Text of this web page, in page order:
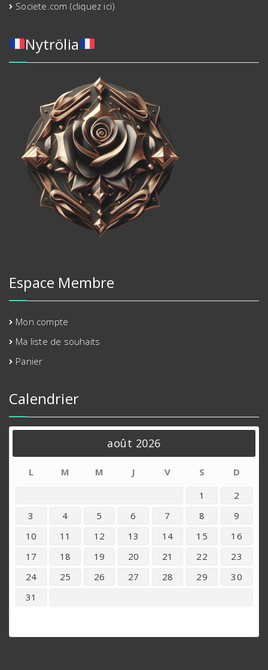
Societe.com (cliquez ici)
Nytrölia
Espace Membre
Mon compte
Ma liste de souhaits
Panier
Calendrier
août 2026
L M M J V S
D
1
2
3
4 5 6 7 8
9
10
11 12 13 14 15
16
17
18 19 20 21 22
23
24
25 26 27 28 29
30
31